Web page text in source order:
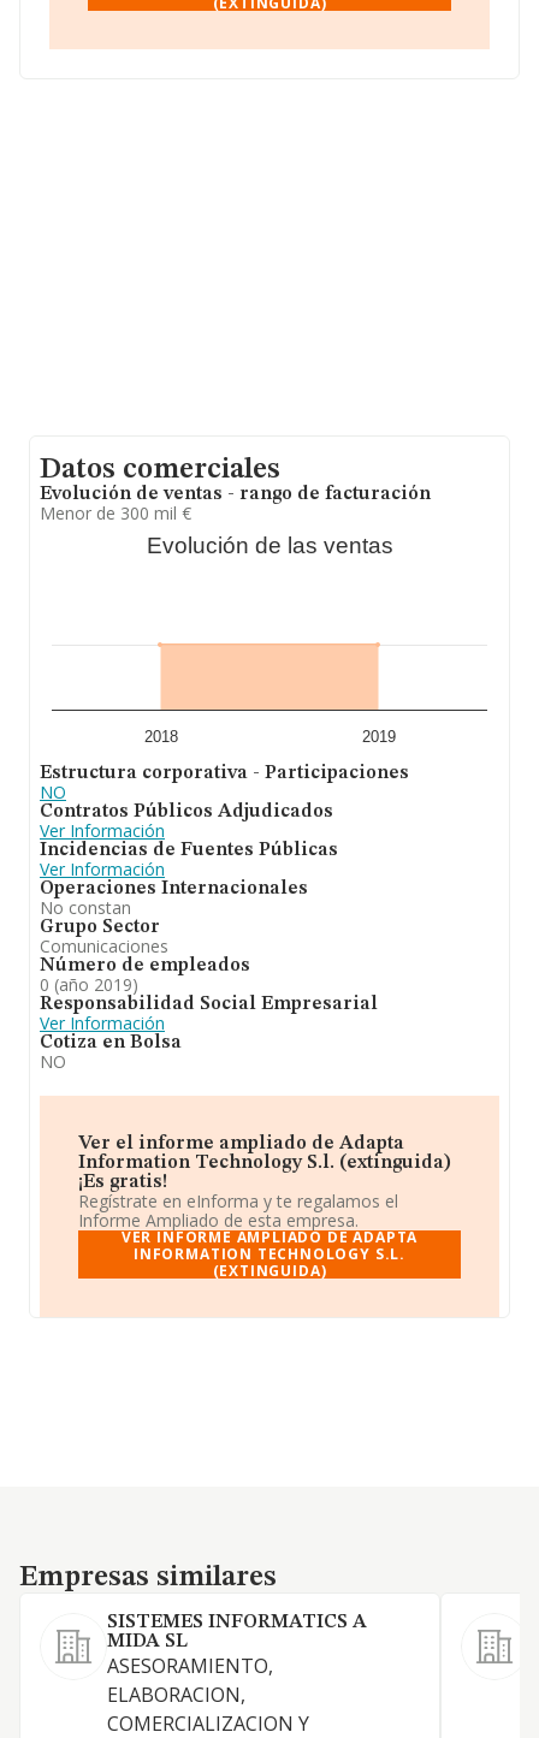
En base a la información de la que dispone INFORMA
nacional alcanza los 23.371 millones de euros y el
Datos comerciales
Evolución de ventas - rango de facturación
Menor de 300 mil €
Evolución de las ventas
2018 2019
Estructura corporativa - Participaciones
NO
Contratos Públicos Adjudicados
Ver Información
Incidencias de Fuentes Públicas
Ver Información
Operaciones Internacionales
No constan
Grupo Sector
Comunicaciones
Número de empleados
0 (año 2019)
Responsabilidad Social Empresarial
Ver Información
Cotiza en Bolsa
NO
Ver el informe ampliado de Adapta
Information Technology S.l. (extinguida)
¡Es gratis!
Regístrate en eInforma y te regalamos el
Informe Ampliado de esta empresa.
VER INFORME AMPLIADO DE ADAPTA
INFORMATION TECHNOLOGY S.L.
(EXTINGUIDA)
Empresas similares
Empresas similares
SISTEMES INFORMATICS A
MIDA SL
ASESORAMIENTO,
ELABORACION,
COMERCIALIZACION Y